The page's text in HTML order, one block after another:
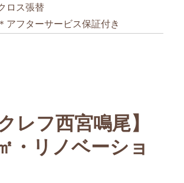
ロス張替
＊アフターサービス保証付き
レフ西宮鳴尾】
・リノベーショ